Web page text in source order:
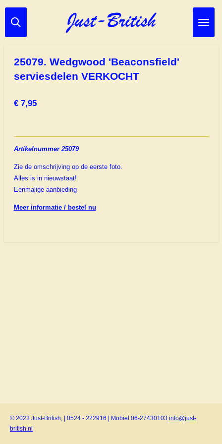
Ga
direct
25079. Wedgwood 'Beaconsfield'
serviesdelen VERKOCHT
€ 7,95
Artikelnummer 25079
Zie de omschrijving op de eerste foto.
Alles is in nieuwstaat!
Eenmalige aanbieding
Meer informatie / bestel nu
© 2023 Just-British, | 0524 - 222916 | Mobiel 06-27430103 info@just-
british.nl